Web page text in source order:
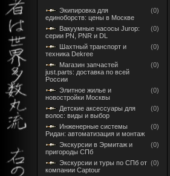
Экипировка для
единоборств: цены в Москве
(0)
Вакуумные насосы Jurop:
серии PN, PNR и DL
(0)
Шахтный транспорт и
техника Dekree
(0)
Магазин запчастей
just.parts: доставка по всей
России
(0)
Элитное жилье и
новостройки Москвы
(0)
Детские аксессуары для
волос: виды и выбор
(0)
Инженерные системы
Ридан: автоматизация и монтаж
(0)
Экскурсии в Эрмитаж и
пригороды СПб
(0)
Экскурсии и туры по СПб от
компании Captour
(0)